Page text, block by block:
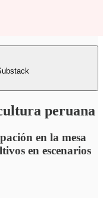
peruana
en la mesa
en escenarios